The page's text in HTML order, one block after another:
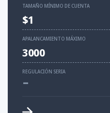
TAMAÑO MÍNIMO DE CUENTA
$1
APALANCAMIENTO MÁXIMO
3000
REGULACIÓN SERIA
-